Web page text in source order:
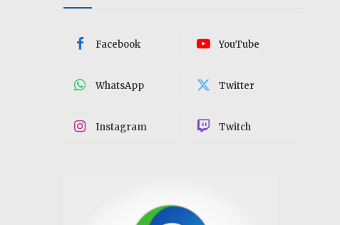
Facebook YouTube
WhatsApp Twitter
Instagram Twitch